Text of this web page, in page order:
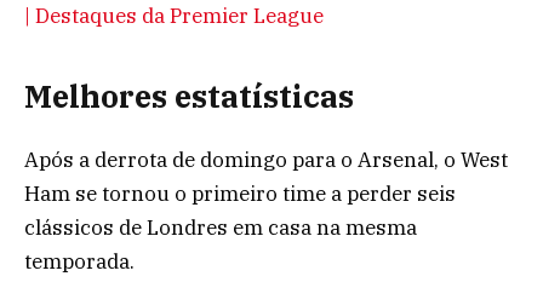
| Destaques da Premier League
Melhores estatísticas
Após a derrota de domingo para o Arsenal, o West
Ham se tornou o primeiro time a perder seis
clássicos de Londres em casa na mesma
temporada.